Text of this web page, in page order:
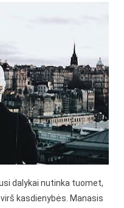
dalykai nutinka tuomet,
kasdienybės. Manasis